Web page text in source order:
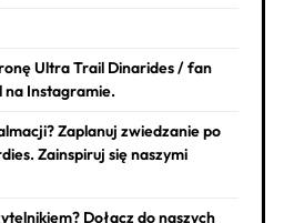
Ultra Trail Dinarides / fan
Instagramie.
Zaplanuj zwiedzanie po
Zainspiruj się naszymi
Dołącz do naszych